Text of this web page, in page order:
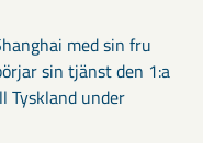
med sin fru
sin tjänst den 1:a
under